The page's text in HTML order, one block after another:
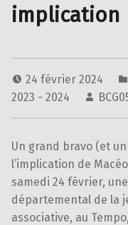
implication
24 février 2024
2023 - 2024
Un grand bravo (et
l’implication de
samedi 24 février,
départemental de la
associative, au